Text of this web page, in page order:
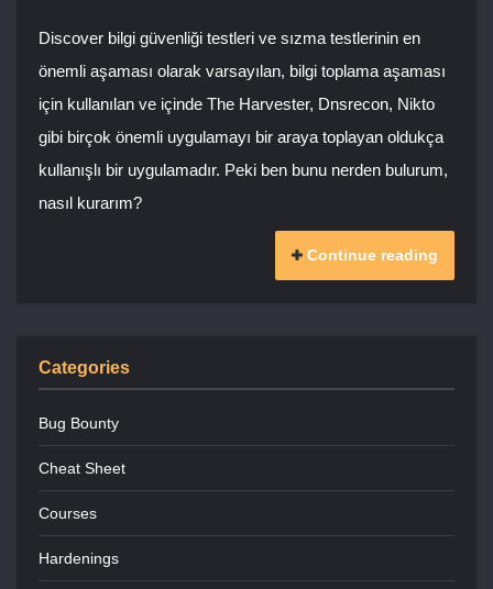
Discover bilgi güvenliği testleri ve sızma testlerinin en
önemli aşaması olarak varsayılan, bilgi toplama aşaması
için kullanılan ve içinde The Harvester, Dnsrecon, Nikto
gibi birçok önemli uygulamayı bir araya toplayan oldukça
kullanışlı bir uygulamadır. Peki ben bunu nerden bulurum,
nasıl kurarım?
Continue reading
Categories
Bug Bounty
Cheat Sheet
Courses
Hardenings